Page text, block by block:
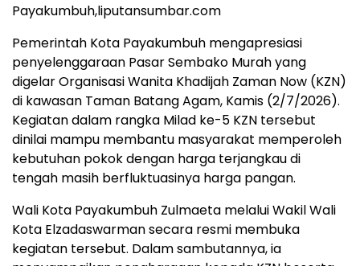
Payakumbuh,liputansumbar.com
Pemerintah Kota Payakumbuh mengapresiasi
penyelenggaraan Pasar Sembako Murah yang
digelar Organisasi Wanita Khadijah Zaman Now (KZN)
di kawasan Taman Batang Agam, Kamis (2/7/2026).
Kegiatan dalam rangka Milad ke-5 KZN tersebut
dinilai mampu membantu masyarakat memperoleh
kebutuhan pokok dengan harga terjangkau di
tengah masih berfluktuasinya harga pangan.
Wali Kota Payakumbuh Zulmaeta melalui Wakil Wali
Kota Elzadaswarman secara resmi membuka
kegiatan tersebut. Dalam sambutannya, ia